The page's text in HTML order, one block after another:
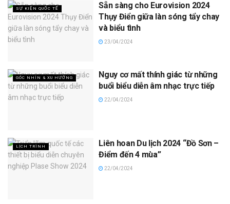
SỰ KIỆN QUỐC TẾ
Sẵn sàng cho Eurovision 2024
Thụy Điển giữa làn sóng tẩy chay
và biểu tình
23/04/2024
GÓC NHÌN & XU HƯỚNG
Nguy cơ mất thính giác từ những
buổi biểu diễn âm nhạc trực tiếp
22/04/2024
LỊCH TRÌNH
Liên hoan Du lịch 2024 “Đồ Sơn –
Điểm đến 4 mùa”
22/04/2024